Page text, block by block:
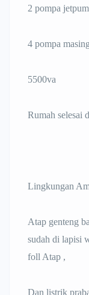
2 pompa
4 pompa
5500va
Rumah selesai
Lingkungan
Atap genteng
sudah di lapisi
foll Atap ,
Dan listrik